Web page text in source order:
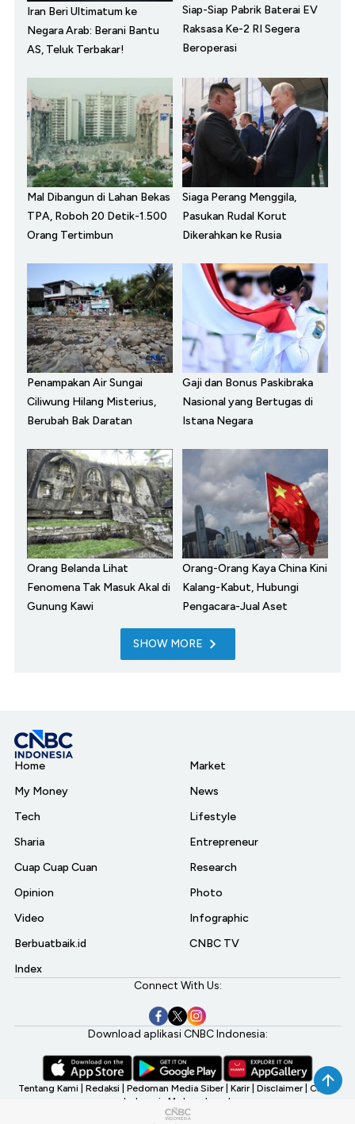
Iran Beri Ultimatum ke
Negara Arab: Berani Bantu
AS, Teluk Terbakar!
Siap-Siap Pabrik Baterai EV
Raksasa Ke-2 RI Segera
Beroperasi
Mal Dibangun di Lahan Bekas
TPA, Roboh 20 Detik-1.500
Orang Tertimbun
Siaga Perang Menggila,
Pasukan Rudal Korut
Dikerahkan ke Rusia
Penampakan Air Sungai
Ciliwung Hilang Misterius,
Berubah Bak Daratan
Gaji dan Bonus Paskibraka
Nasional yang Bertugas di
Istana Negara
Orang Belanda Lihat
Fenomena Tak Masuk Akal di
Gunung Kawi
Orang-Orang Kaya China Kini
Kalang-Kabut, Hubungi
Pengacara-Jual Aset
SHOW MORE
Home
My Money
Tech
Sharia
Cuap Cuap Cuan
Opinion
Video
Berbuatbaik.id
Index
Market
News
Lifestyle
Entrepreneur
Research
Photo
Infographic
CNBC TV
Connect With Us:
Download aplikasi CNBC Indonesia:
Tentang Kami Redaksi Pedoman Media Siber Karir Disclaimer CNBC
Indonesia My Investment
©2026 CNBC Indonesia, A Transmedia Company